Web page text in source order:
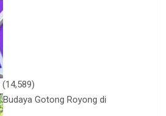
(14,589)
Budaya Gotong Royong di